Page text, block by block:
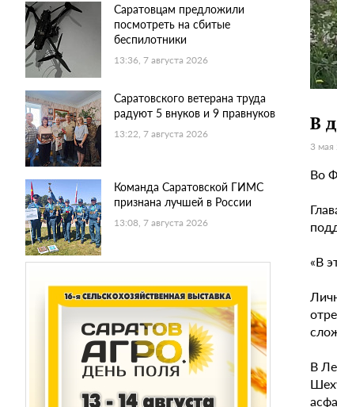
Саратовцам предложили
посмотреть на сбитые
беспилотники
13:36, 7 августа 2026
Саратовского ветерана труда
радуют 5 внуков и 9 правнуков
13:22, 7 августа 2026
Команда Саратовской ГИМС
признана лучшей в России
13:08, 7 августа 2026
В
3 мая
Во
«В
В